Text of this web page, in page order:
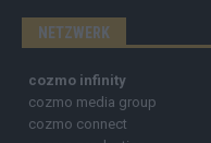
NETZWERK
cozmo infinity
cozmo media group
cozmo connect